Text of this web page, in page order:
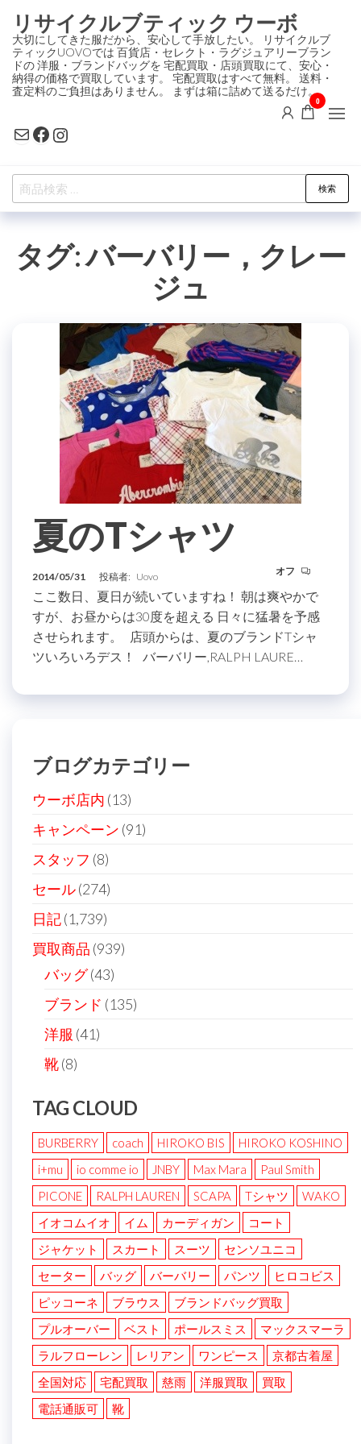
ン
テ
ン
ツ
プ
リサイクルブティック ウーボ
大切にしてきた服だから、安心して手放したい。 リサイクルブ
ティックUOVOでは 百貨店・セレクト・ラグジュアリーブラン
ドの 洋服・ブランドバッグを 宅配買取・店頭買取にて、安心・
納得の価格で買取しています。 宅配買取はすべて無料。 送料・
査定料のご負担はありません。 まずは箱に詰めて送るだけ。
MailFacebook
Instagram
0
検
索
象:
検索
タグ:バーバリー，クレー
ジュ
夏のTシャツ
2014/05/31 投稿者: Uovo オフ
ここ数日、夏日が続いていますね！ 朝は爽やかで
すが、お昼からは30度を超える 日々に猛暑を予感
させられます。 店頭からは、夏のブランドTシャ
ツいろいろデス！ バーバリー,RALPH LAURE…
ブログカテゴリー
ウーボ店内 (13)
キャンペーン (91)
スタッフ (8)
セール(274)
日記(1,739)
買取商品 (939)
バッグ(43)
ブランド (135)
洋服 (41)
靴(8)
TAG CLOUD
BURBERRY coach HIROKO BIS
HIROKO KOSHINO
i+mu
io comme io JNBY Max Mara
Paul Smith
PICONE
RALPH LAUREN SCAPA Tシャツ
WAKO
イオコムイオ
イム カーディガン
コート
ジャケット
スカート スーツ
センソユニコ
セーター
バッグ バーバリー パンツ
ヒロコビス
ピッコーネ
ブラウス
ブランドバッグ買取
プルオーバー
ベスト ポールスミス
マックスマーラ
ラルフローレン
レリアン ワンピース
京都古着屋
全国対応
宅配買取 慈雨 洋服買取
買取
電話通販可
靴